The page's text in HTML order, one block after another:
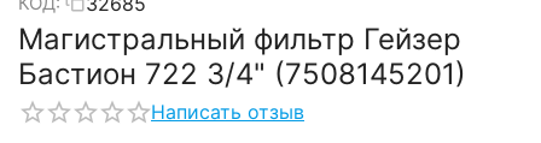
Магистральный фильтр Гейзер
Бастион 722 3/4" (7508145201)
Написать отзыв